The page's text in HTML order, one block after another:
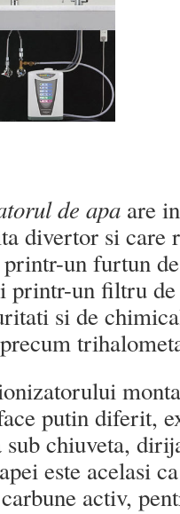
de apa are
divertor si care
un furtun
un filtru de
si de
putin diferit,
sub chiuveta,
este acelasi
activ,